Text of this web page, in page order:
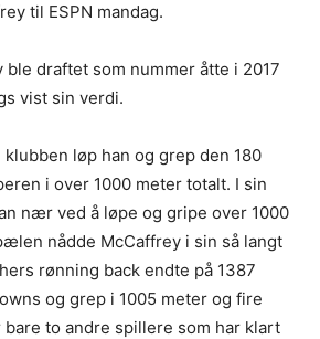
til ESPN mandag.
ble draftet som nummer åtte i 2017
vist sin verdi.
løp han og grep den 180
i over 1000 meter totalt. I sin
nær ved å løpe og gripe over 1000
nådde McCaffrey i sin så langt
rønning back endte på 1387
og grep i 1005 meter og fire
to andre spillere som har klart